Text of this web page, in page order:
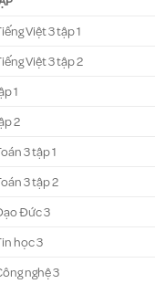
Việt 3 tập 1
Việt 3 tập 2
1
2
3 tập 1
3 tập 2
Đức 3
học 3
nghệ 3